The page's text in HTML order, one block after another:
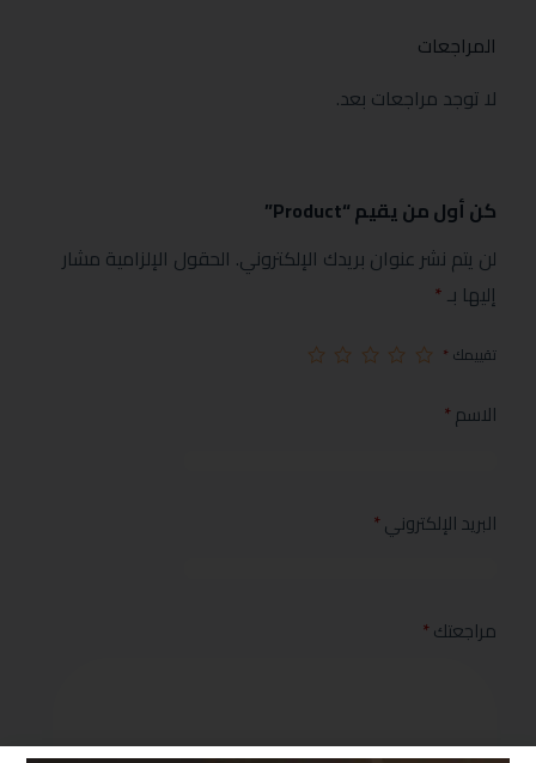
المراجعات
لا توجد مراجعات بعد.
كن أول من يقيم “Product”
لن يتم نشر عنوان بريدك الإلكتروني. الحقول الإلزامية مشار
إليها بـ*
تقييمك *
الاسم*
البريد الإلكتروني*
مراجعتك*